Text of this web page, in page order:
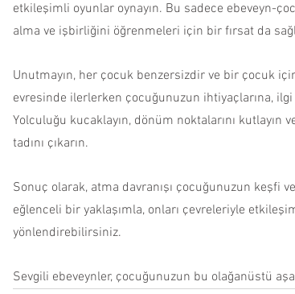
etkileşimli oyunlar oynayın. Bu sadece ebeveyn-
alma ve işbirliğini öğrenmeleri için bir fırsat da
Unutmayın, her çocuk benzersizdir ve bir çocuk
evresinde ilerlerken çocuğunuzun ihtiyaçlarına,
Yolculuğu kucaklayın, dönüm noktalarını
tadını çıkarın.
Sonuç olarak, atma davranışı çocuğunuzun keşfi
eğlenceli bir yaklaşımla, onları çevreleriyle
yönlendirebilirsiniz.
Sevgili ebeveynler, çocuğunuzun bu olağanüstü